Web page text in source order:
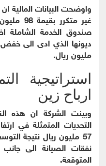
واوضحت البيانات
غير
صندوق الخدمة الشاملة
مليون ريال.
استراتيجية
ارباح زين
وبينت الشركة ان هذه
التحديات المتمثلة في
57 مليون ريال نتيجة
نفقات الصيانة الى جانب
المتوقعة.